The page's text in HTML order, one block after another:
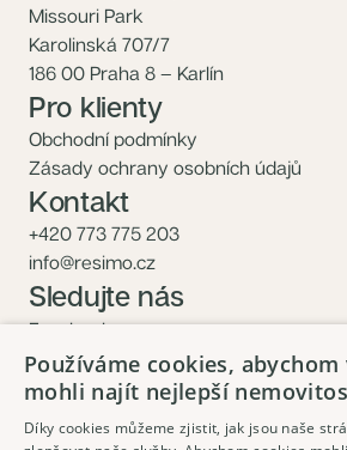
Missouri Park
Karolinská 707/7
186 00 Praha 8 – Karlín
Pro klienty
Obchodní podmínky
Zásady ochrany osobních údajů
Kontakt
+420 773 775 203
info@resimo.cz
Sledujte nás
Facebook
Instagram
Používáme cookies, abychom
mohli najít nejlepší
Díky cookies můžeme zjistit, jak jsou naše